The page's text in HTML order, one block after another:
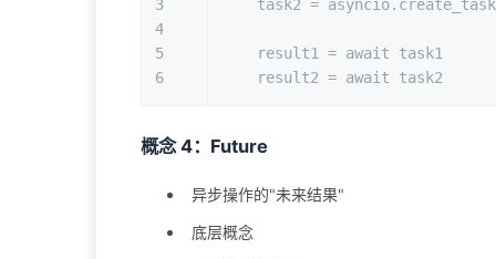
3
4
5
6
task2 =
    result1 =
await task1
    result2 =
await task2
概念 4：Future
异步操作的"未来结果"
底层概念